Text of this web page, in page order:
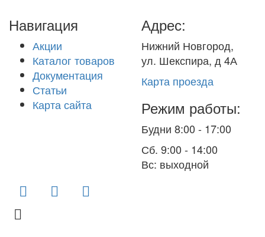
Навигация
Акции
Каталог товаров
Документация
Статьи
Карта сайта
Адрес:
Нижний Новгород,
ул. Шекспира, д 4А
Карта проезда
Режим работы:
Будни 8:00 - 17:00
Сб. 9:00 - 14:00
Вс: выходной